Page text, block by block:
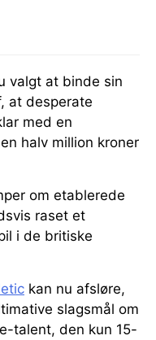
valgt at binde sin
at desperate
med en
halv million kroner
om etablerede
raset et
i de britiske
kan nu afsløre,
slagsmål om
talent, den kun 15-